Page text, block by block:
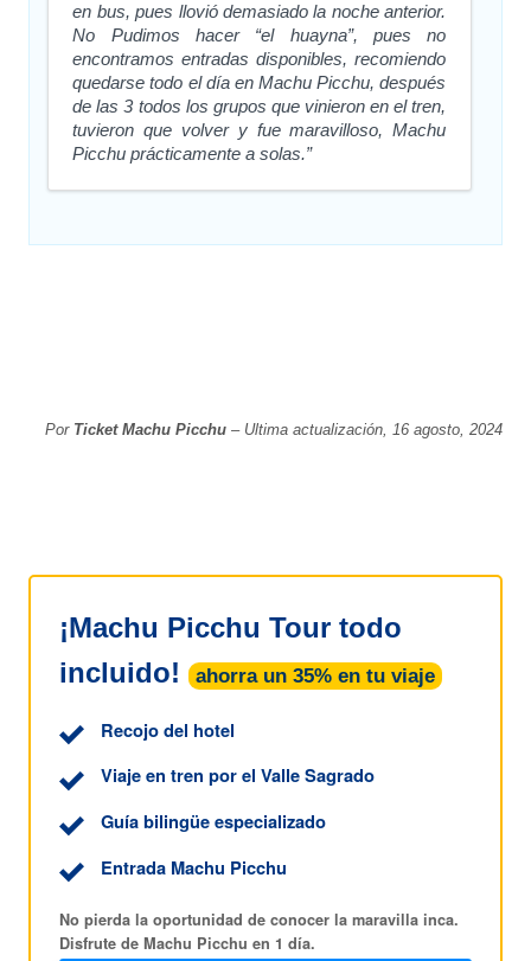
en bus, pues llovió demasiado la noche anterior.
No Pudimos hacer “el huayna”, pues no
encontramos entradas disponibles, recomiendo
quedarse todo el día en Machu Picchu, después
de las 3 todos los grupos que vinieron en el tren,
tuvieron que volver y fue maravilloso, Machu
Picchu prácticamente a solas.”
Por Ticket Machu Picchu– Ultima actualización, 16 agosto, 2024
¡Machu Picchu Tour todo
incluido! ahorra un 35% en tu viaje
Recojo del hotel
Viaje en tren por el Valle Sagrado
Guía bilingüe especializado
Entrada Machu Picchu
No pierda la oportunidad de conocer la maravilla inca.
Disfrute de Machu Picchu en 1 día.